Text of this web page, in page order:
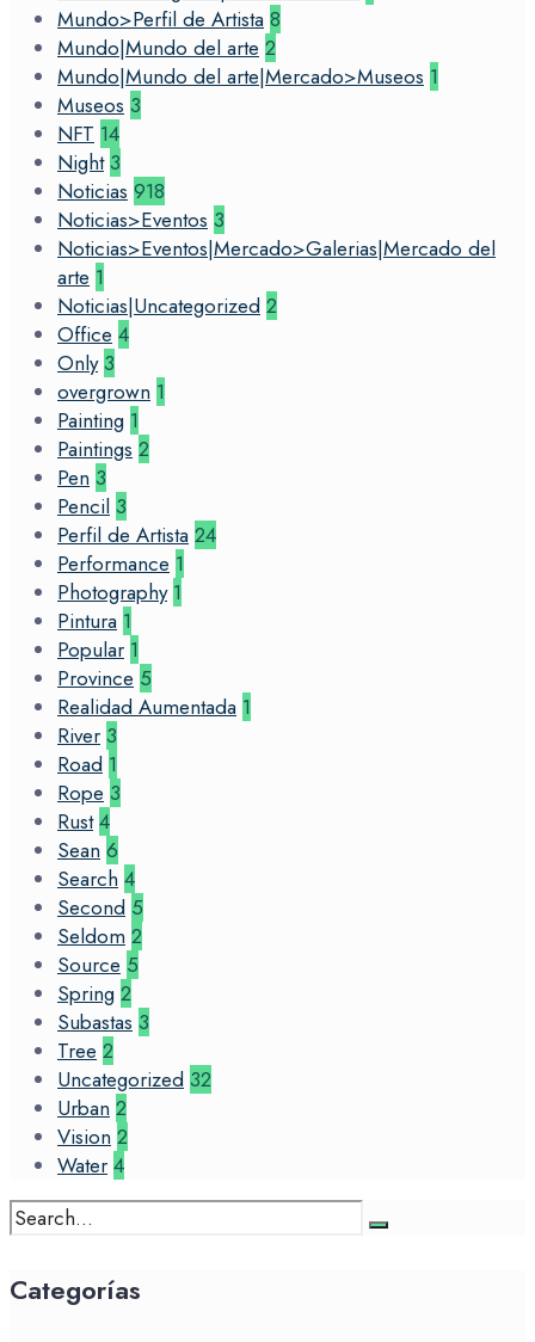
Mundo>Perfil de Artista 8
Mundo|Mundo del arte 2
Mundo|Mundo del arte|Mercado>Museos 1
Museos 3
NFT 14
Night 3
Noticias 918
Noticias>Eventos 3
Noticias>Eventos|Mercado>Galerias|Mercado del
arte 1
Noticias|Uncategorized 2
Office 4
Only 3
overgrown 1
Painting 1
Paintings 2
Pen 3
Pencil 3
Perfil de Artista 24
Performance 1
Photography 1
Pintura 1
Popular 1
Province 5
Realidad Aumentada 1
River 3
Road 1
Rope 3
Rust 4
Sean 6
Search 4
Second 5
Seldom 2
Source 5
Spring 2
Subastas 3
Tree 2
Uncategorized 32
Urban 2
Vision 2
Water 4
Search
for:
Categorías